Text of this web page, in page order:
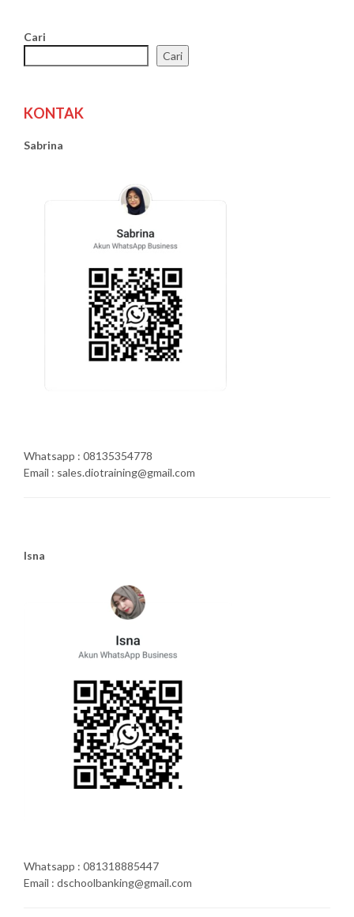
Cari
Cari
KONTAK
Sabrina
Whatsapp : 08135354778
Email : sales.diotraining@gmail.com
Isna
Whatsapp : 081318885447
Email : dschoolbanking@gmail.com